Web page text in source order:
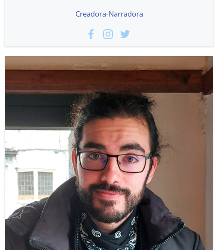
Creadora-Narradora